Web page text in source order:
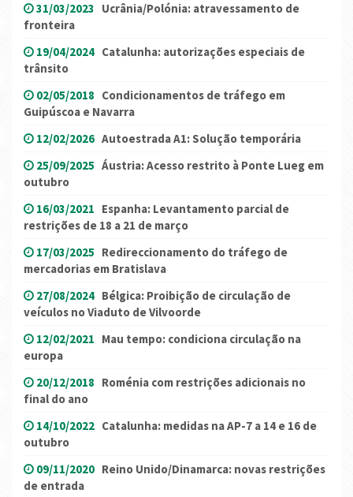
31/03/2023 Ucrânia/Polónia: atravessamento de
fronteira
19/04/2024 Catalunha: autorizações especiais de
trânsito
02/05/2018 Condicionamentos de tráfego em
Guipúscoa e Navarra
12/02/2026 Autoestrada A1: Solução temporária
25/09/2025 Áustria: Acesso restrito à Ponte Lueg em
outubro
16/03/2021 Espanha: Levantamento parcial de
restrições de 18 a 21 de março
17/03/2025 Redireccionamento do tráfego de
mercadorias em Bratislava
27/08/2024 Bélgica: Proibição de circulação de
veículos no Viaduto de Vilvoorde
12/02/2021 Mau tempo: condiciona circulação na
europa
20/12/2018 Roménia com restrições adicionais no
final do ano
14/10/2022 Catalunha: medidas na AP-7 a 14 e 16 de
outubro
09/11/2020 Reino Unido/Dinamarca: novas restrições
de entrada